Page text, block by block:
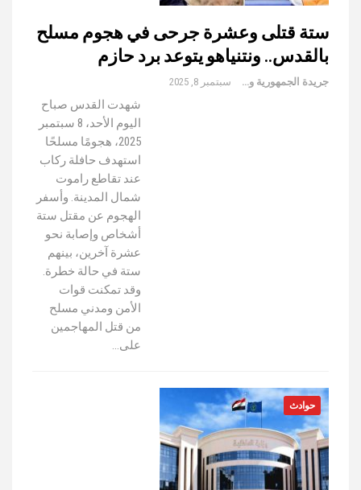
ستة قتلى وعشرة جرحى في هجوم مسلح
بالقدس.. ونتنياهو يتوعد برد حازم
جريدة الجمهورية والعالم سبتمبر 8, 2025
شهدت القدس صباح
اليوم الأحد، 8 سبتمبر
2025، هجومًا مسلحًا
استهدف حافلة ركاب
عند تقاطع راموت
شمال المدينة. وأسفر
الهجوم عن مقتل ستة
أشخاص وإصابة نحو
عشرة آخرين، بينهم
ستة في حالة خطرة.
وقد تمكنت قوات
الأمن ومدني مسلح
من قتل المهاجمين
على…
حوادث